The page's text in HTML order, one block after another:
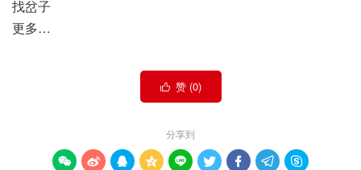
找岔子
更多…
 赞 (0)
分享到
        